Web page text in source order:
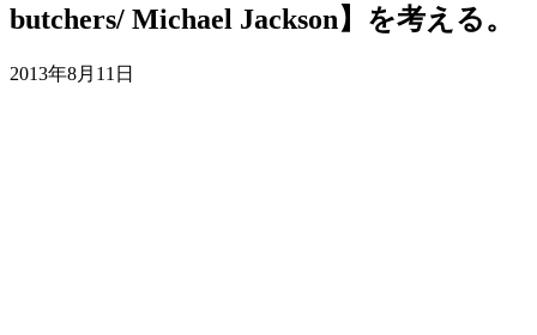
butchers/ Michael Jackson】を考える。
2013年8月11日